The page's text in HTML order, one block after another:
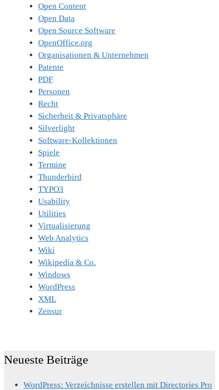
Open Content
Open Data
Open Source Software
OpenOffice.org
Organisationen & Unternehmen
Patente
PDF
Personen
Recht
Sicherheit & Privatsphäre
Silverlight
Software-Kollektionen
Spiele
Termine
Thunderbird
TYPO3
Usability
Utilities
Virtualisierung
Web Analytics
Wiki
Wikipedia & Co.
Windows
WordPress
XML
Zensur
Neueste Beiträge
WordPress: Verzeichnisse erstellen mit Directories Pro